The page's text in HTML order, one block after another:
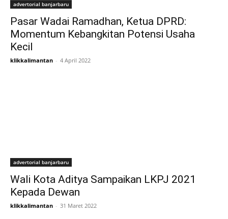
advertorial banjarbaru
Pasar Wadai Ramadhan, Ketua DPRD:
Momentum Kebangkitan Potensi Usaha
Kecil
klikkalimantan - 4 April 2022
advertorial banjarbaru
Wali Kota Aditya Sampaikan LKPJ 2021
Kepada Dewan
klikkalimantan - 31 Maret 2022